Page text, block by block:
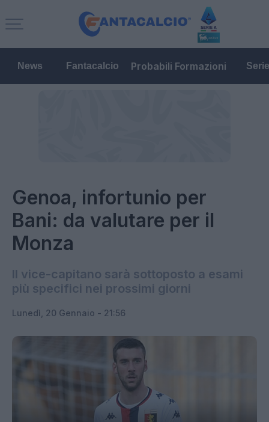
News Fantacalcio Probabili Formazioni
Genoa, infortunio per
Bani: da valutare per il
Monza
Il vice-capitano sarà sottoposto a esami
più specifici nei prossimi giorni
Lunedì, 20 Gennaio - 21:56